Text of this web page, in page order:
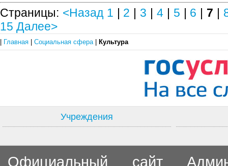
Страницы: <Назад 1 | 2 | 3 | 4| 5 | 6 | 7 |
15 Далее>
Главная Социальная сфера Культура
Учреждения
Официальный сайт